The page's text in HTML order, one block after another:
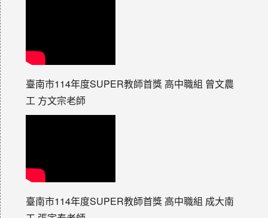
臺南市114年度SUPER教師首獎 高中職組 曾文農
工 方文宗老師
臺南市114年度SUPER教師首獎 高中職組 成大南